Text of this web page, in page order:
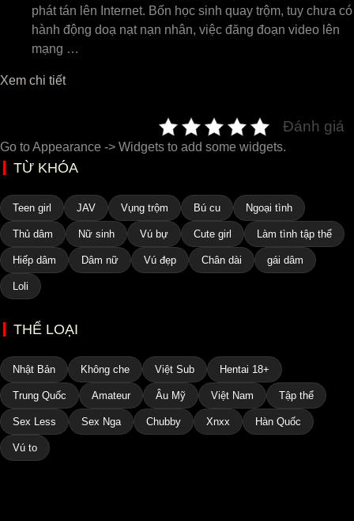
phát tán lên Internet. Bốn học sinh quay trộm, tuy chưa có
hành động doạ nạt nạn nhân, việc đăng đoạn video lên
mạng …
Xem chi tiết
Đánh giá
Go to Appearance -> Widgets to add some widgets.
TỪ KHÓA
Teen girl JAV Vụng trộm Bú cu Ngoại tình
Thủ dâm Nữ sinh Vú bự Cute girl Làm tình tập thể
Hiếp dâm Dâm nữ Vú đẹp Chân dài gái dâm
Loli
THỂ LOẠI
Nhật Bản Không che Việt Sub Hentai 18+
Trung Quốc Amateur Âu Mỹ Việt Nam Tập thể
Sex Less Sex Nga Chubby Xnxx Hàn Quốc
Vú to